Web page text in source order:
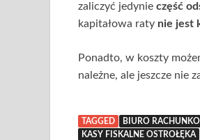
zaliczyć jedynie część
kapitałowa raty nie jest
Ponadto, w koszty
należne, ale jeszcze nie
TAGGED BIURO
KASY FISKALNE OSTROŁĘKA